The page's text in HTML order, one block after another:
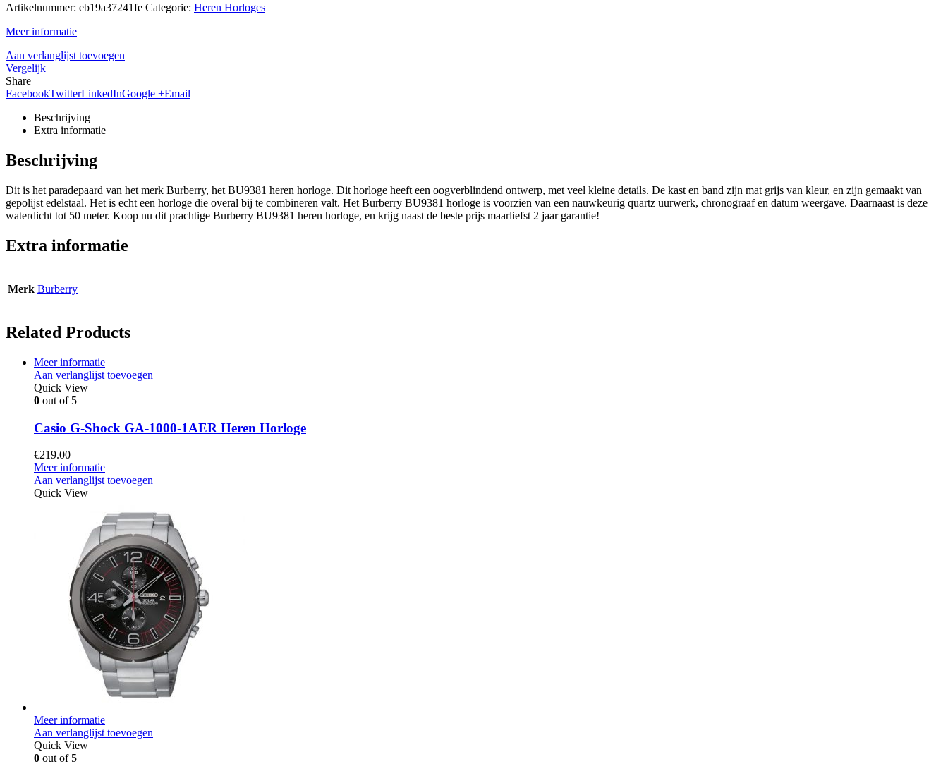
Artikelnummer: eb19a37241fe Categorie: Heren Horloges
Meer informatie
Aan verlanglijst toevoegen
Vergelijk
Share
FacebookTwitterLinkedInGoogle +Email
Beschrijving
Extra informatie
Beschrijving
Dit is het paradepaard van het merk Burberry, het BU9381 heren horloge. Dit horloge heeft een oogverblindend ontwerp, met veel kleine details. De kast en band zijn mat grijs van kleur, en zijn gemaakt van
gepolijst edelstaal. Het is echt een horloge die overal bij te combineren valt. Het Burberry BU9381 horloge is voorzien van een nauwkeurig quartz uurwerk, chronograaf en datum weergave. Daarnaast is deze
waterdicht tot 50 meter. Koop nu dit prachtige Burberry BU9381 heren horloge, en krijg naast de beste prijs maarliefst 2 jaar garantie!
Extra informatie
Merk Burberry
Related Products
Meer informatie
Aan verlanglijst toevoegen
Quick View
0 out of 5
Casio G-Shock GA-1000-1AER Heren Horloge
€219.00
Meer informatie
Aan verlanglijst toevoegen
Quick View
Meer informatie
Aan verlanglijst toevoegen
Quick View
0 out of 5